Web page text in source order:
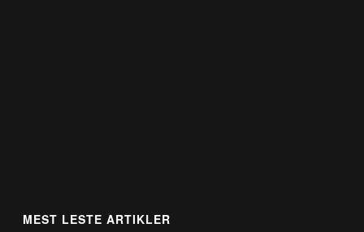
MEST LESTE ARTIKLER